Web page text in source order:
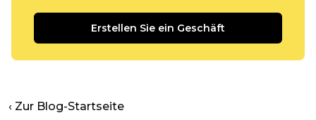
Erstellen Sie ein Geschäft
‹ Zur Blog-Startseite